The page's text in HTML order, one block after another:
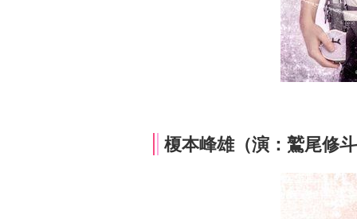
榎本峰雄（演：鷲尾修